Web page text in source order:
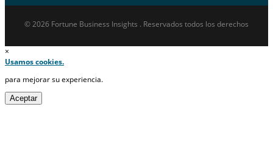
© 2026 Fortune Business Insights . Reservados todos los derechos
×
Usamos cookies.
para mejorar su experiencia.
Aceptar